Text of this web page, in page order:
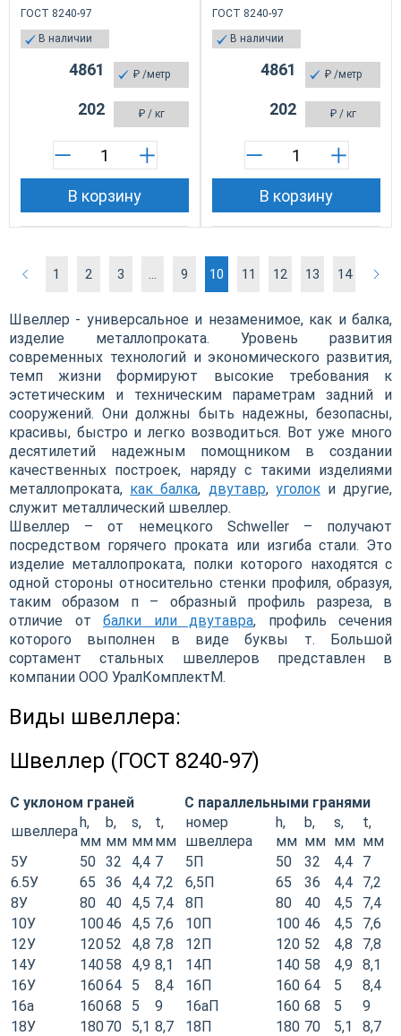
ГОСТ 8240-97
В наличии
₽/метр
4861
₽ / кг
202
В корзину
ГОСТ 8240-97
В наличии
₽/метр
4861
₽ / кг
202
В корзину
1 2 3 ... 9 10 11 12 13 14
Швеллер - универсальное и незаменимое, как и балка,
изделие металлопроката. Уровень развития
современных технологий и экономического развития,
темп жизни формируют высокие требования к
эстетическим и техническим параметрам задний и
сооружений. Они должны быть надежны, безопасны,
красивы, быстро и легко возводиться. Вот уже много
десятилетий надежным помощником в создании
качественных построек, наряду с такими изделиями
металлопроката, как балка, двутавр, уголоки другие,
служит металлический швеллер.
Швеллер – от немецкого Schweller – получают
посредством горячего проката или изгиба стали. Это
изделие металлопроката, полки которого находятся с
одной стороны относительно стенки профиля, образуя,
таким образом п – образный профиль разреза, в
отличие от балки или двутавра, профиль сечения
которого выполнен в виде буквы т. Большой
сортамент стальных швеллеров представлен в
компании ООО УралКомплектМ.
Виды швеллера:
Швеллер (ГОСТ 8240-97)
С уклоном граней
швеллера
h,
мм
b,
мм
s,
мм
t,
мм
5У
50 32 4,4 7
6.5У
65 36 4,4 7,2
8У
80 40 4,5 7,4
10У
10046 4,5 7,6
12У
12052 4,8 7,8
14У
14058 4,9 8,1
16У
16064 5
8,4
16a
16068 5
9
18У
18070 5,1 8,7
С параллельными гранями
номер
швеллера
h,
мм
b,
мм
s,
мм
t,
мм
5П
50 32 4,4
7
6,5П
65 36 4,4
7,2
8П
80 40 4,5
7,4
10П
100 46 4,5
7,6
12П
120 52 4,8
7,8
14П
140 58 4,9 8,1
16П
160 64 5
8,4
16аП
160 68 5
9
18П
180 70 5,1
8,7